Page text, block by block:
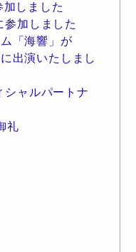
しました
参加しました
「海響」が
出演いたしまし
シャルパートナ
礼